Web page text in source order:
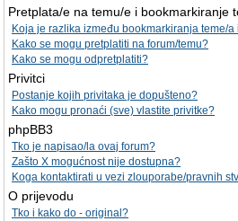
Pretplata/e na temu/e i bookmarkiranje
Koja je razlika između bookmarkiranja teme/
Kako se mogu pretplatiti na forum/temu?
Kako se mogu odpretplatiti?
Privitci
Postanje kojih privitaka je dopušteno?
Kako mogu pronaći (sve) vlastite privitke?
phpBB3
Tko je napisao/la ovaj forum?
Zašto X mogućnost nije dostupna?
Koga kontaktirati u vezi zlouporabe/pravnih
O prijevodu
Tko i kako do - original?